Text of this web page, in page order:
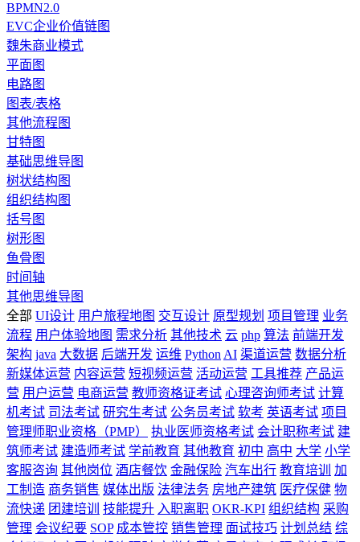
BPMN2.0
EVC企业价值链图
魏朱商业模式
平面图
电路图
图表/表格
其他流程图
甘特图
基础思维导图
树状结构图
组织结构图
括号图
树形图
鱼骨图
时间轴
其他思维导图
全部 UI设计 用户旅程地图 交互设计 原型规划 项目管理 业务
流程 用户体验地图 需求分析 其他技术 云 php 算法 前端开发
架构 java 大数据 后端开发 运维 Python AI 渠道运营 数据分析
新媒体运营 内容运营 短视频运营 活动运营 工具推荐 产品运
营 用户运营 电商运营 教师资格证考试 心理咨询师考试 计算
机考试 司法考试 研究生考试 公务员考试 软考 英语考试 项目
管理师职业资格（PMP）
执业医师资格考试 会计职称考试 建
筑师考试 建造师考试 学前教育 其他教育 初中 高中 大学 小学
客服咨询 其他岗位 酒店餐饮 金融保险 汽车出行 教育培训
加
工制造 商务销售 媒体出版 法律法务 房地产建筑 医疗保健 物
流快递 团建培训 技能提升 入职离职 OKR-KPI 组织结构 采购
管理 会议纪要 SOP 成本管控 销售管理 面试技巧 计划总结 综